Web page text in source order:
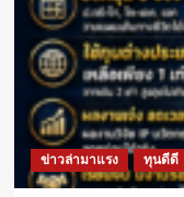
ข่าวล่ามาแรง ทุนดีดี